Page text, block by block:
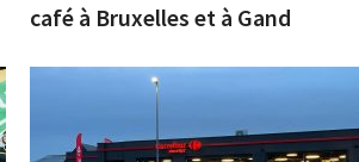
café à Bruxelles et à Gand